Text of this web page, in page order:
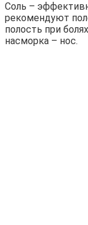
Соль –
рекомендуют
полость при
насморка – нос.